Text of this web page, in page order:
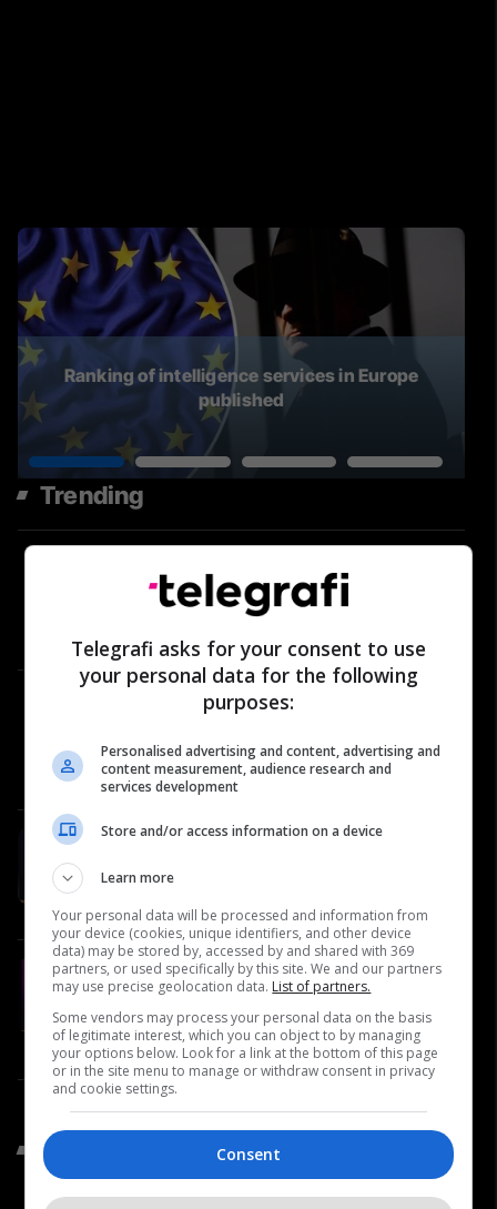
Ranking of intelligence services in Europe
published
Trending
Ramosaj për Abdixhikun dhe
përplasjet në parti | Përballje
#39
Përballje
Historia që nuk duhet harruar:
’90 dhe gjatë luftës | Përballje
#40
Përballje
#81: Shëndeti në rend të parë -
#19 Ejup Maqedonci flet për
Ushtrinë e Kosovës, NATO-n dhe
reagimet nga Serbia
Video
Të Fundit nga Aktuale
Telegrafi asks for your consent to use
your personal data for the following
purposes:
Personalised advertising and content, advertising and
content measurement, audience research and
services development
Store and/or access information on a device
Learn more
Your personal data will be processed and information from
your device (cookies, unique identifiers, and other device
data) may be stored by, accessed by and shared with 369
partners, or used specifically by this site. We and our partners
may use precise geolocation data. List of partners.
Some vendors may process your personal data on the basis
of legitimate interest, which you can object to by managing
your options below. Look for a link at the bottom of this page
or in the site menu to manage or withdraw consent in privacy
and cookie settings.
Consent